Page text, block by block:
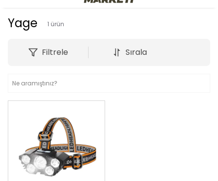
Yage 1 ürün
Filtrele Sırala